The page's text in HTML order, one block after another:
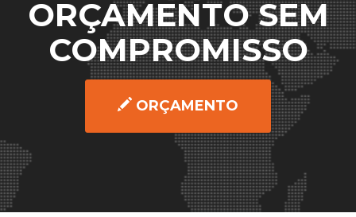
ORÇAMENTO SEM
COMPROMISSO
ORÇAMENTO